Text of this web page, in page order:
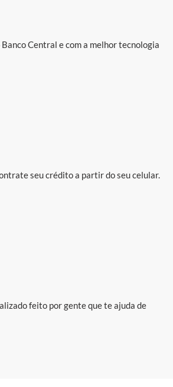
Central e com a melhor tecnologia
seu crédito a partir do seu celular.
feito por gente que te ajuda de